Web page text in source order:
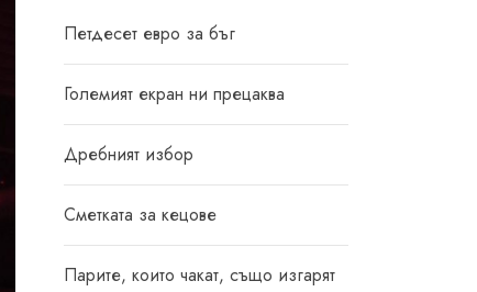
Петдесет евро за бъг
Големият екран ни прецаква
Дребният избор
Сметката за кецове
Парите, които чакат, също изгарят